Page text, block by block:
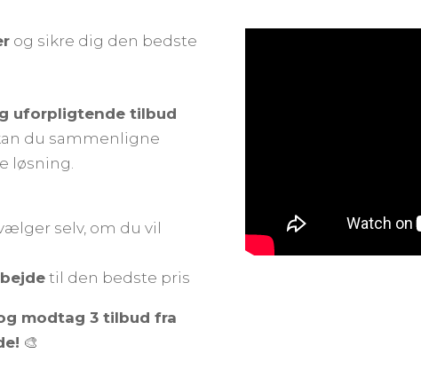
og sikre dig den bedste
uforpligtende tilbud
du sammenligne
løsning.
selv, om du vil
til den bedste pris
modtag 3 tilbud fra
🎨